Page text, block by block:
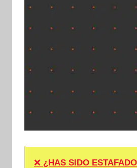
❌ ¿HAS SIDO